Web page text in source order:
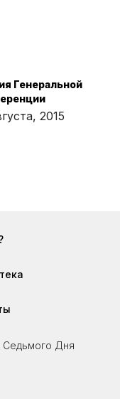
Генеральной
2015
Седьмого Дня